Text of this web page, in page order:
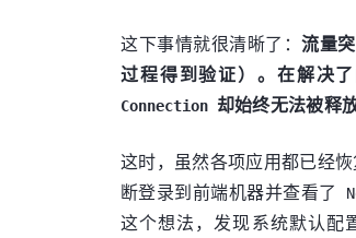
这下事情就很清晰了：流量
过程得到验证）。在解决
Connection 却始终无法被释
这时，虽然各项应用都已经
断登录到前端机器并查看了
这个想法，发现系统默认配